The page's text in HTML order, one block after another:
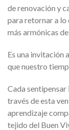
de renovación y
para retornar a lo
más armónicas
Es una invitación
que nuestro
Cada sentipensar
través de esta
aprendizaje
tejido del Buen